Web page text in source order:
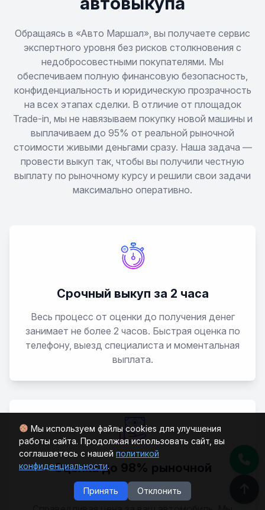
Мы используем файлы cookies для улучшения
работы сайта. Продолжая использовать сайт, вы
соглашаетесь с нашей политикой
конфиденциальности.
Принять Отклонить
Captiva
Cavalier
Celebrity
Celta
Chevette
Corsica
Corvette
Cruze
Epica
Equinox
Обращаясь в «Авто Маршал», вы получаете сервис
экспертного уровня без рисков столкновения с
недобросовестными покупателями. Мы
обеспечиваем полную финансовую безопасность,
конфиденциальность и юридическую прозрачность
на всех этапах сделки. В отличие от площадок
Trade-in, мы не навязываем покупку новой машины и
выплачиваем до 95% от реальной рыночной
стоимости живыми деньгами сразу. Наша задача —
провести выкуп так, чтобы вы получили честную
выплату по рыночному курсу и решили свои задачи
максимально оперативно.
Срочный выкуп за 2 часа
Весь процесс от оценки до получения денег
занимает не более 2 часов. Быстрая оценка по
телефону, выезд специалиста и моментальная
выплата.
Оценка до 98% рыночной
стоимости